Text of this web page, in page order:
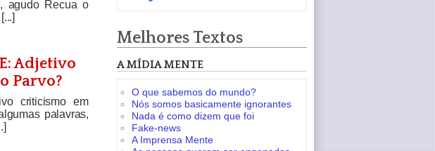
agudo Recua o
Adjetivo
Parvo?
criticismo em
palavras,
Melhores Textos
A MÍDIA MENTE
O que sabemos do mundo?
Nós somos basicamente ignorantes
Nada é como dizem que foi
Fake-news
A Imprensa Mente